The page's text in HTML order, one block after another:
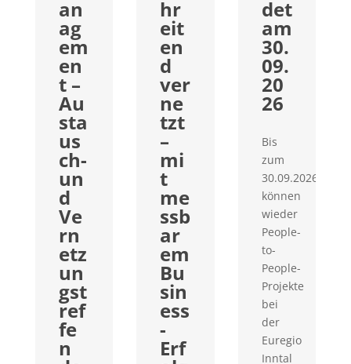
an
ag
em
en
t –
Au
sta
us
ch-
un
d
Ve
rn
etz
un
gst
ref
fe
n
hr
eit
en
d
ver
ne
tzt
–
mi
t
me
ssb
ar
em
Bu
sin
ess
-
Erf
det
am
30.
09.
20
26
Bis
zum
30.09.2026
können
wieder
People-
to-
People-
Projekte
bei
der
Euregio
Inntal